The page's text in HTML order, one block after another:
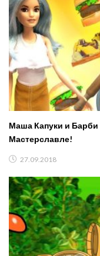
Маша Капуки и Барби
Мастерславле!
27.09.2018